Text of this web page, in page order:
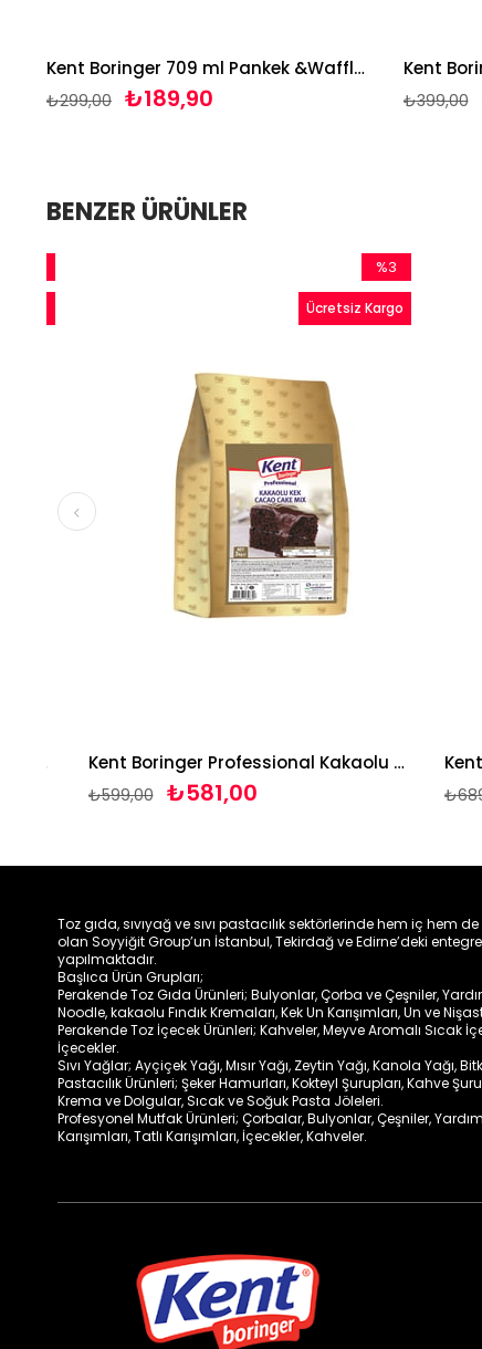
Kent Boringer 709 ml Pankek &Waffle Akçaağaç Şurubu
₺189,90
₺299,00 ₺399,00
BENZER ÜRÜNLER
Kent Boringer Professional Kakaolu Kek 3 Kg
₺581,00
₺599,00
İndirim
%3İndirim
Ücretsiz Kargo
₺689,00
Toz gıda, sıvıyağ ve sıvı pastacılık sektörlerinde hem iç hem
olan Soyyiğit Group’un İstanbul, Tekirdağ ve Edirne’deki
yapılmaktadır.
Başlıca Ürün Grupları;
Perakende Toz Gıda Ürünleri; Bulyonlar, Çorba ve Çeşniler,
Noodle, kakaolu Fındık Kremaları, Kek Un Karışımları, Un ve
Perakende Toz İçecek Ürünleri; Kahveler, Meyve Aromalı Sıcak
İçecekler.
Sıvı Yağlar; Ayçiçek Yağı, Mısır Yağı, Zeytin Yağı, Kanola Yağı,
Pastacılık Ürünleri; Şeker Hamurları, Kokteyl Şurupları, Kahve
Krema ve Dolgular, Sıcak ve Soğuk Pasta Jöleleri.
Profesyonel Mutfak Ürünleri; Çorbalar, Bulyonlar, Çeşniler,
Karışımları, Tatlı Karışımları, İçecekler, Kahveler.